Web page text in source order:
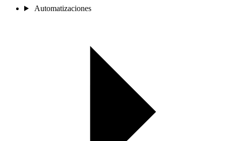
Automatizaciones